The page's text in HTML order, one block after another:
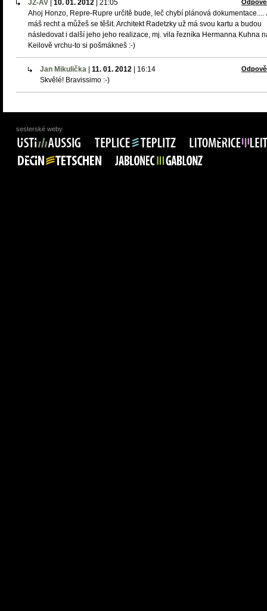
JZ-AV 10. 01. 2012 21:05
Ahoj Honzo, Repre-Rupre určitě bude, leč chybí plánová dokumentace....
máš recht a můžeš se těšit. Architekt Radetzky už má svou kartu a budou
následovat i další jeho jeho realizace, mj. vila řezníka Hermanna Kuhna
Keilově vrchu-to si pošmákneš :-)
Jan Mikulička 11. 01. 2012 16:14
Skvělé! Bravissimo :-)
sesterské weby